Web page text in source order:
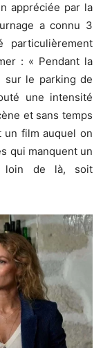
appréciée par la
a connu 3
particulièrement
: « Pendant la
sur le parking de
une intensité
et sans temps
un film auquel on
qui manquent un
loin de là, soit